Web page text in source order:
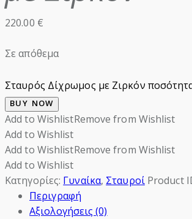
220.00 €
Σε απόθεμα
Σταυρός Δίχρωμος με Ζιρκόν
BUY NOW
Add to WishlistRemove from Wishlist
Add to Wishlist
Add to WishlistRemove from Wishlist
Add to Wishlist
Κατηγορίες: Γυναίκα, Σταυροί Product
Περιγραφή
Αξιολογήσεις (0)